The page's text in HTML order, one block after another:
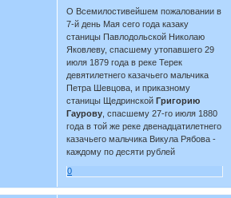
О Всемилостивейшем пожаловании в
7-й день Мая сего года казаку
станицы Павлодольской Николаю
Яковлеву, спасшему утопавшего 29
июля 1879 года в реке Терек
девятилетнего казачьего мальчика
Петра Шевцова, и приказному
станицы Щедринской Григорию
Гаурову , спасшему 27-го июля 1880
года в той же реке двенадцатилетнего
казачьего мальчика Викула Рябова -
каждому по десяти рублей
0